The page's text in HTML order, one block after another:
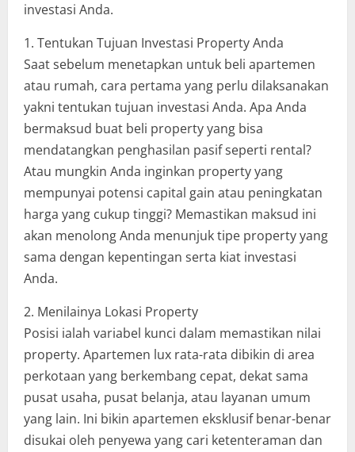
investasi Anda.
1. Tentukan Tujuan Investasi Property Anda
Saat sebelum menetapkan untuk beli apartemen
atau rumah, cara pertama yang perlu dilaksanakan
yakni tentukan tujuan investasi Anda. Apa Anda
bermaksud buat beli property yang bisa
mendatangkan penghasilan pasif seperti rental?
Atau mungkin Anda inginkan property yang
mempunyai potensi capital gain atau peningkatan
harga yang cukup tinggi? Memastikan maksud ini
akan menolong Anda menunjuk tipe property yang
sama dengan kepentingan serta kiat investasi
Anda.
2. Menilainya Lokasi Property
Posisi ialah variabel kunci dalam memastikan nilai
property. Apartemen lux rata-rata dibikin di area
perkotaan yang berkembang cepat, dekat sama
pusat usaha, pusat belanja, atau layanan umum
yang lain. Ini bikin apartemen eksklusif benar-benar
disukai oleh penyewa yang cari ketenteraman dan